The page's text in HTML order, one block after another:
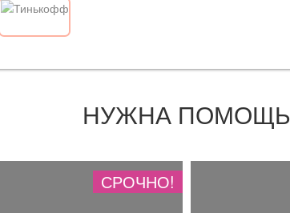
НУЖНА ПОМОЩЬ
СРОЧНО!